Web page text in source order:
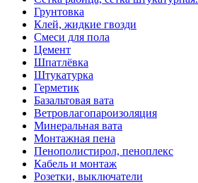
Грунтовка
Клей, жидкие гвозди
Смеси для пола
Цемент
Шпатлёвка
Штукатурка
Герметик
Базальтовая вата
Ветровлагопароизоляция
Минеральная вата
Монтажная пена
Пенополистирол, пеноплекс
Кабель и монтаж
Розетки, выключатели